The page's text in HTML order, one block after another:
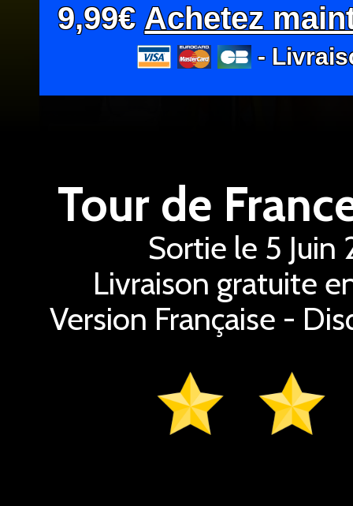
9,99€Achetez
-
Tour de
Sortie le 5
Livraison gratuite
Version Française -